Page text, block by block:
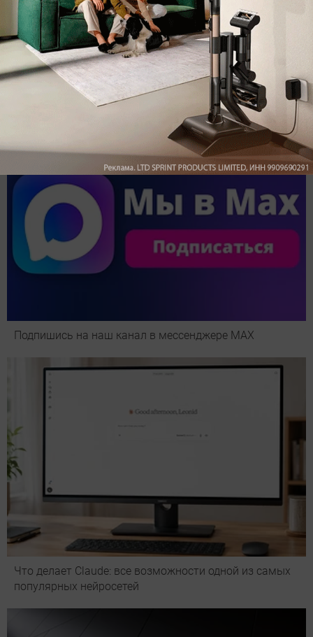
Обзор вертикального пылесоса Dreame Z40 AquaCycle
Pro: гибкий подход к уборке
Подпишись на наш канал в мессенджере МАХ
Что делает Сlaude: все возможности одной из самых
популярных нейросетей